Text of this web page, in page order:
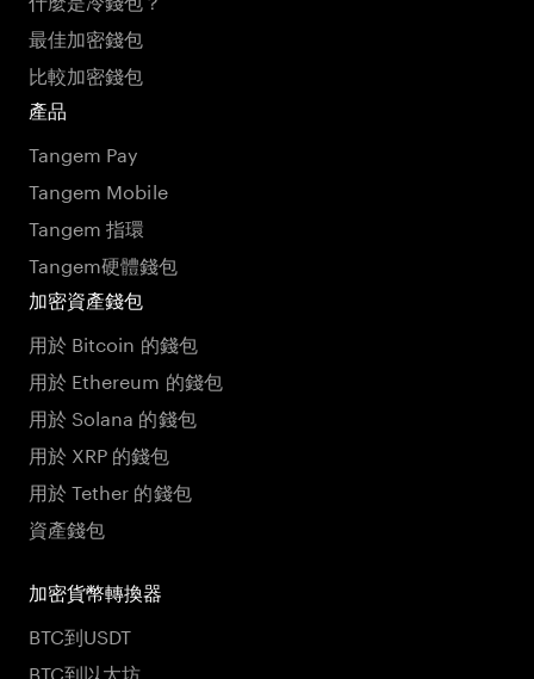
最佳加密錢包
比較加密錢包
產品
Tangem Pay
Tangem Mobile
Tangem 指環
Tangem硬體錢包
加密資產錢包
用於 Bitcoin 的錢包
用於 Ethereum 的錢包
用於 Solana 的錢包
用於 XRP 的錢包
用於 Tether 的錢包
資產錢包
加密貨幣轉換器
BTC到USDT
BTC到以太坊